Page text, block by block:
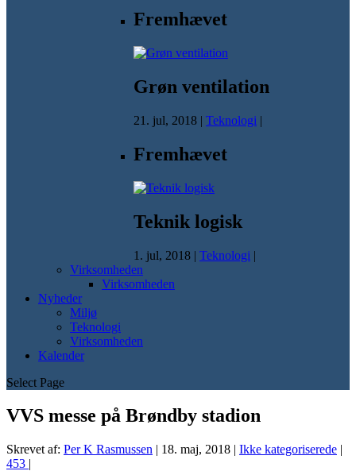
Fremhævet
Grøn ventilation
21. jul, 2018 | Teknologi |
Fremhævet
Teknik logisk
1. jul, 2018 | Teknologi |
Virksomheden
Virksomheden
Nyheder
Miljø
Teknologi
Virksomheden
Kalender
Select Page
VVS messe på Brøndby stadion
Skrevet af: Per K Rasmussen | 18. maj, 2018 | Ikke kategoriserede |
453 |